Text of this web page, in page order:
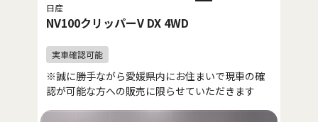
日産
NV100クリッパーV DX 4WD
※誠に勝手ながら愛媛県内にお住まいで現車の確
認が可能な方への販売に限らせていただきます